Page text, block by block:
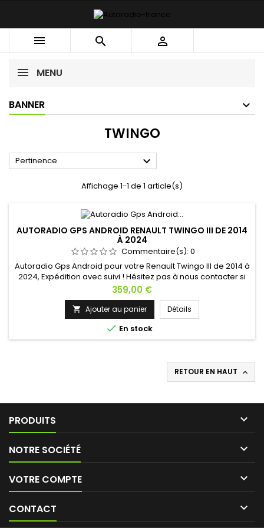
  
MENU
BANNER
TWINGO
Pertinence 
Affichage 1-1 de 1 article(s)
AUTORADIO GPS ANDROID RENAULT TWINGO III DE 2014
À 2024
Commentaire(s): 0
Autoradio Gps Android pour votre Renault Twingo III de 2014 à
2024, Expédition avec suivi ! Hésitez pas à nous contacter si
vous avez une question !
Prix
359,00 €
 Ajouter au panier Détails
 En stock
RETOUR EN HAUT 
PRODUITS 
NOTRE SOCIÉTÉ 
VOTRE COMPTE 
CONTACT 